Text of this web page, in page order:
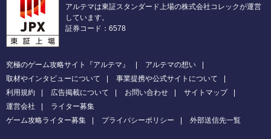
アルテマは東証スタンダード上場の株式会社コレックが運営
しています。
証券コード：6578
究極のゲーム攻略サイト『アルテマ』
アルテマの想い
取材やインタビューについて
事業提携や公式サイトについて
利用規約
広告掲載について お問い合わせ
サイトマップ
運営会社
ライター募集
ゲーム攻略ライター募集
プライバシーポリシー 外部送信先一覧